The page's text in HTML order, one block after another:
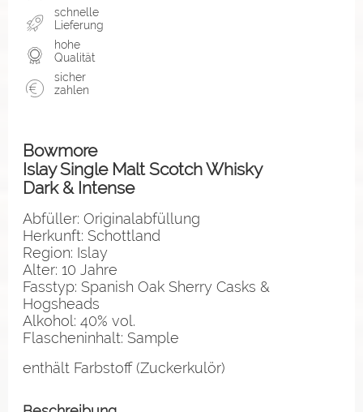
schnelle
Lieferung
hohe
Qualität
sicher
zahlen
Bowmore
Islay Single Malt Scotch Whisky
Dark & Intense
Abfüller: Originalabfüllung
Herkunft: Schottland
Region: Islay
Alter: 10 Jahre
Fasstyp: Spanish Oak Sherry Casks &
Hogsheads
Alkohol: 40% vol.
Flascheninhalt: Sample
enthält Farbstoff (Zuckerkulör)